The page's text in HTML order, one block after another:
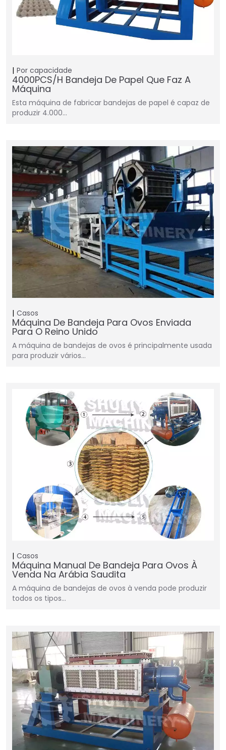
Por capacidade
4000PCS/H Bandeja De Papel Que Faz A
Máquina
Esta máquina de fabricar bandejas de papel é capaz de
produzir 4.000…
Casos
Máquina De Bandeja Para Ovos Enviada
Para O Reino Unido
A máquina de bandejas de ovos é principalmente usada
para produzir vários…
Casos
Máquina Manual De Bandeja Para Ovos À
Venda Na Arábia Saudita
A máquina de bandejas de ovos à venda pode produzir
todos os tipos…